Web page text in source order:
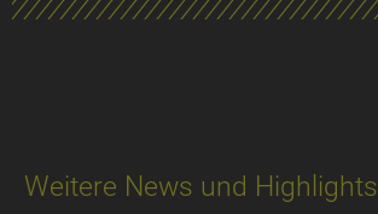
Weitere News und Highlights